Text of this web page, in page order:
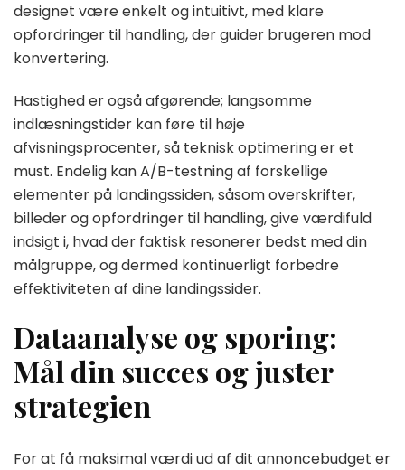
designet være enkelt og intuitivt, med klare
opfordringer til handling, der guider brugeren mod
konvertering.
Hastighed er også afgørende; langsomme
indlæsningstider kan føre til høje
afvisningsprocenter, så teknisk optimering er et
must. Endelig kan A/B-testning af forskellige
elementer på landingssiden, såsom overskrifter,
billeder og opfordringer til handling, give værdifuld
indsigt i, hvad der faktisk resonerer bedst med din
målgruppe, og dermed kontinuerligt forbedre
effektiviteten af dine landingssider.
Dataanalyse og sporing:
Mål din succes og juster
strategien
For at få maksimal værdi ud af dit annoncebudget er